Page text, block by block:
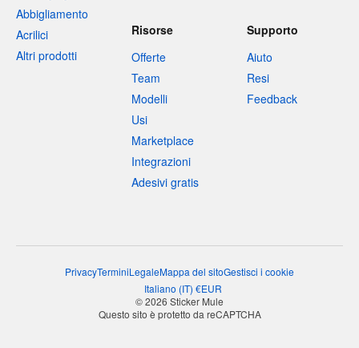
Abbigliamento
Acrilici
Altri prodotti
Risorse
Offerte
Team
Modelli
Usi
Marketplace
Integrazioni
Adesivi gratis
Supporto
Aiuto
Resi
Feedback
PrivacyTerminiLegaleMappa del sitoGestisci i cookie
Italiano (IT) €EUR
© 2026 Sticker Mule
Questo sito è protetto da reCAPTCHA